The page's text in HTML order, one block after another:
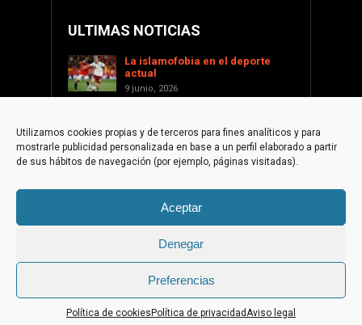
Utilizamos cookies propias y de terceros para fines analíticos y para
mostrarle publicidad personalizada en base a un perfil elaborado a partir
de sus hábitos de navegación (por ejemplo, páginas visitadas).
Aceptar
Denegar
Preferencias
Política de cookies Política de privacidadAviso legal
ULTIMAS NOTICIAS
La islamofobia en el deporte
actual
9 junio, 2026
17 enero, 2026
Apoyar a Palestina desde la
sociedad civil internacional
La paradoja islamófoba de
Trixma